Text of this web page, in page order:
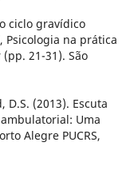
ciclo gravídico
Psicologia na prática
21-31). São
D.S. (2013). Escuta
Uma
Alegre PUCRS,